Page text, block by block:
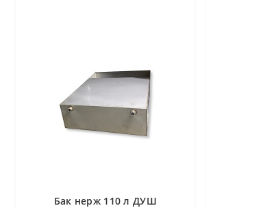
Бак нерж 110 л ДУШ